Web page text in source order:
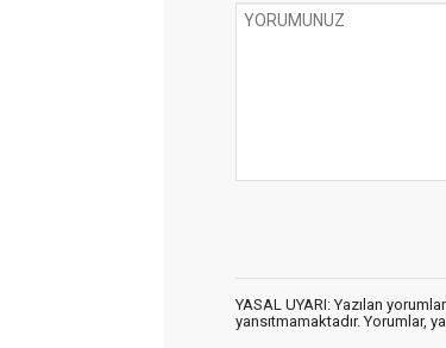
YASAL UYARI: Yazılan
yansıtmamaktadır. Yorumlar,